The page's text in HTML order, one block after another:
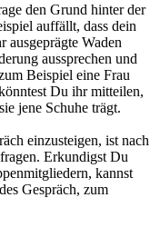
den Grund hinter der
auffällt, dass dein
ausgeprägte Waden
aussprechen und
Beispiel eine Frau
Du ihr mitteilen,
jene Schuhe trägt.
einzusteigen, ist nach
Erkundigst Du
kannst
Gespräch, zum